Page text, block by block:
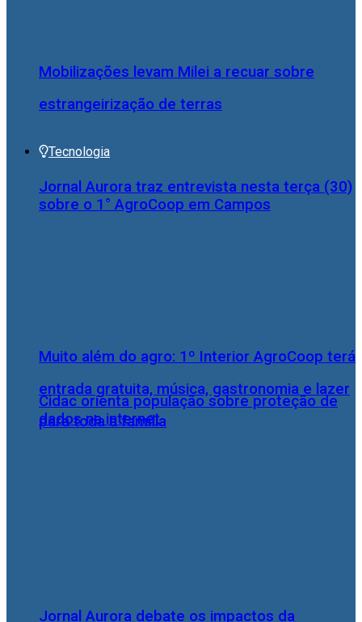
Mobilizações levam Milei a recuar sobre
estrangeirização de terras
Tecnologia
Muito além do agro: 1º Interior AgroCoop terá
entrada gratuita, música, gastronomia e lazer
para toda a família
Jornal Aurora traz entrevista nesta terça (30)
sobre o 1° AgroCoop em Campos
Cidac orienta população sobre proteção de
dados na internet
Jornal Aurora debate os impactos da